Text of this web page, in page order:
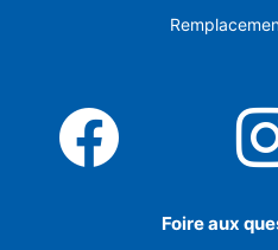
Foire aux